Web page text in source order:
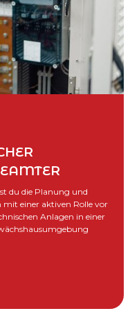
du die Planung und
einer aktiven Rolle vor
Anlagen in einer